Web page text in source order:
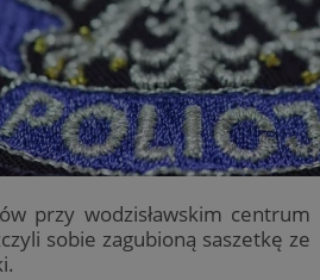
przy wodzisławskim centrum
sobie zagubioną saszetkę ze